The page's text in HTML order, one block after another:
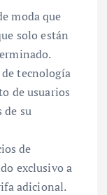
moda que
solo están
de tecnología
de usuarios
de su
de
exclusivo a
adicional.